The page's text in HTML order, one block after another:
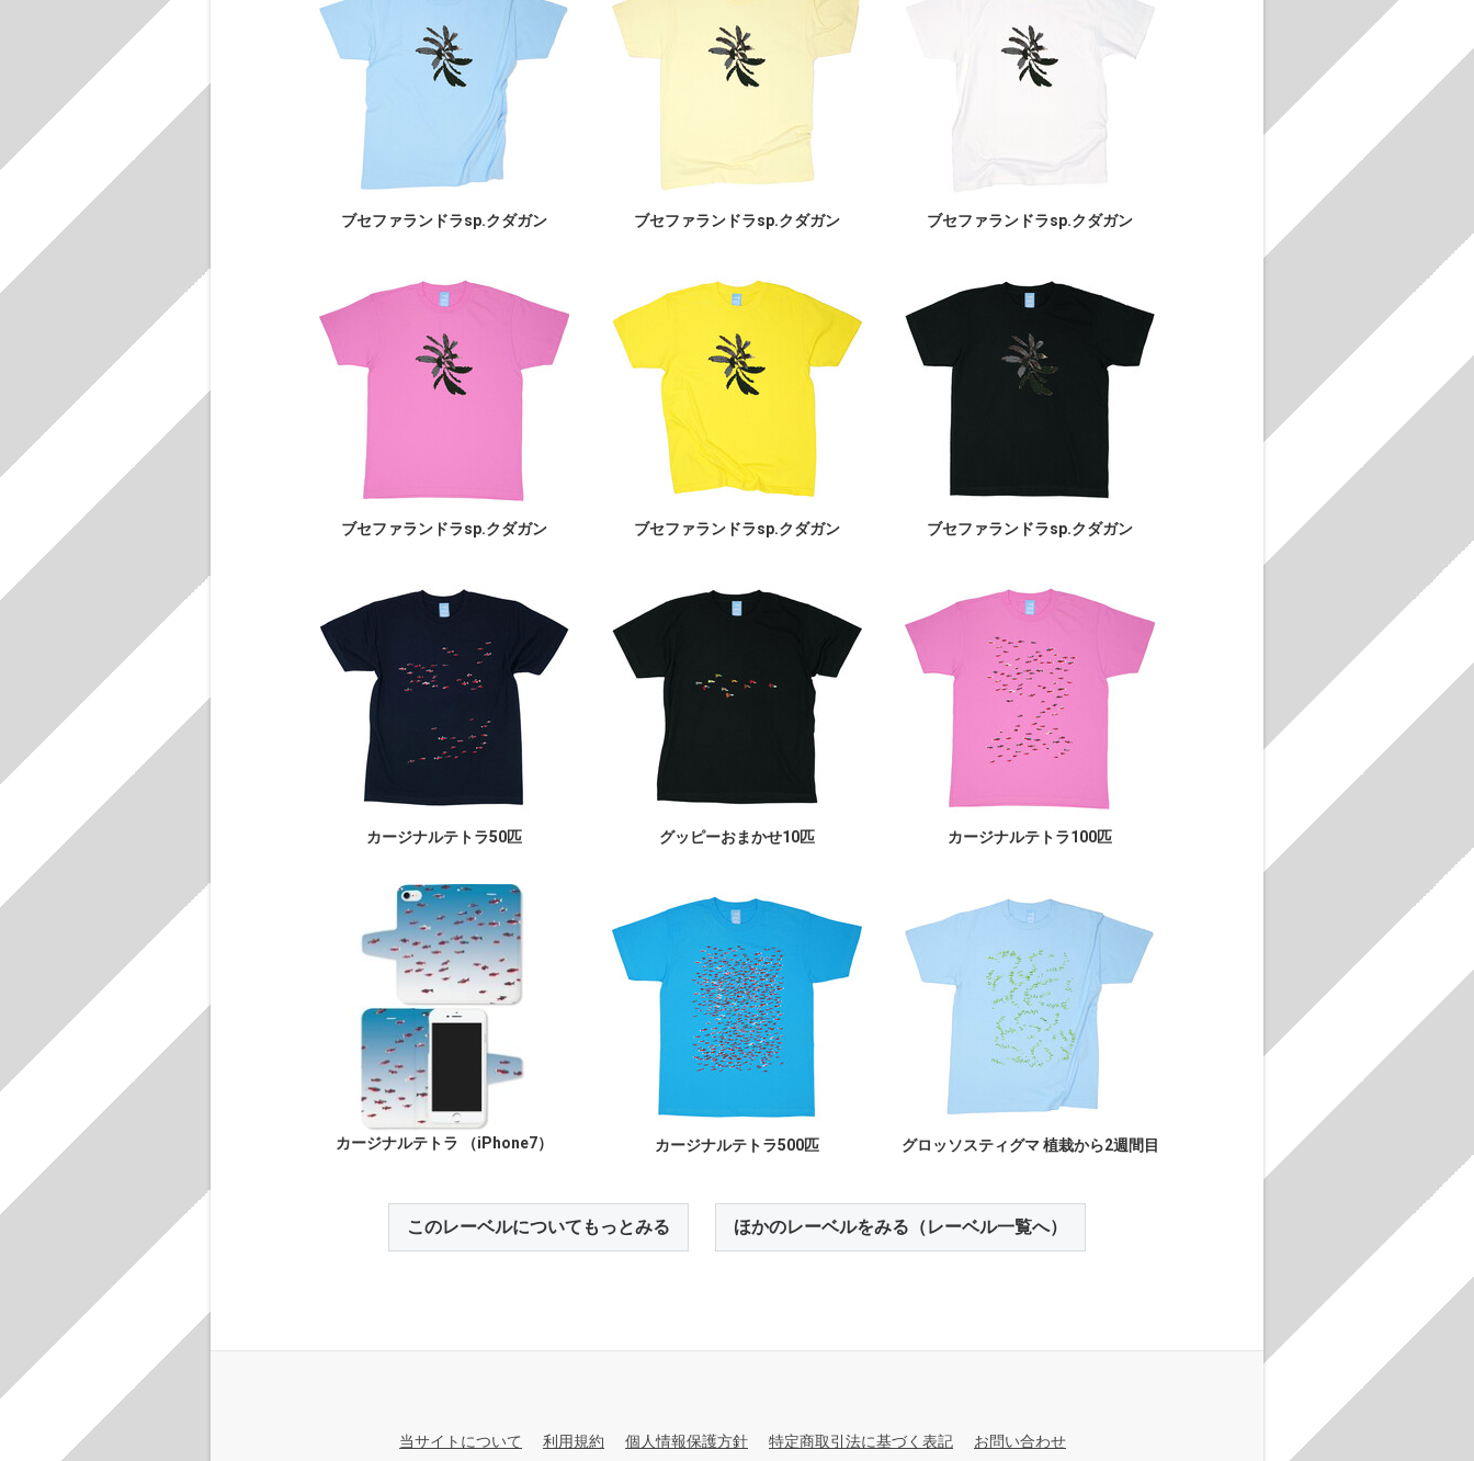
ブセファランドラsp.クダガン ブセファランドラsp.クダガン ブセファランドラsp.クダガン
ブセファランドラsp.クダガン ブセファランドラsp.クダガン ブセファランドラsp.クダガン
カージナルテトラ50匹 グッピーおまかせ10匹 カージナルテトラ100匹
カージナルテトラ （iPhone7） カージナルテトラ500匹 グロッソスティグマ 植栽から2週間目
このレーベルについてもっとみる ほかのレーベルをみる（レーベル一覧へ）
当サイトについて 利用規約 個人情報保護方針 特定商取引法に基づく表記 お問い合わせ